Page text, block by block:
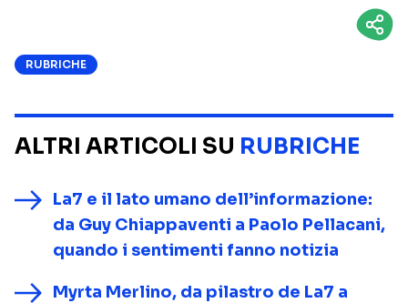
RUBRICHE
ALTRI ARTICOLI SU RUBRICHE
La7 e il lato umano dell’informazione:
da Guy Chiappaventi a Paolo Pellacani,
quando i sentimenti fanno notizia
Myrta Merlino, da pilastro de La7 a